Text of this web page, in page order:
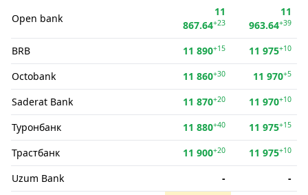
Open bank
11
867.64+23
11
963.64+39
BRB 11 890+15 11 975+10
Octobank 11 860+30 11 970+5
Saderat Bank 11 870+20 11 970+10
Туронбанк 11 880+40 11 975+15
Трастбанк 11 900+20 11 975+10
Uzum Bank -
-